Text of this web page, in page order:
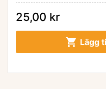
25,00 kr
 Lägg